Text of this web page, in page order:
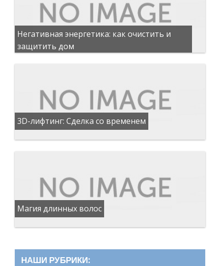
Негативная энергетика: как очистить и
защитить дом
3D-лифтинг: Сделка со временем
Магия длинных волос
НАШИ РУБРИКИ: